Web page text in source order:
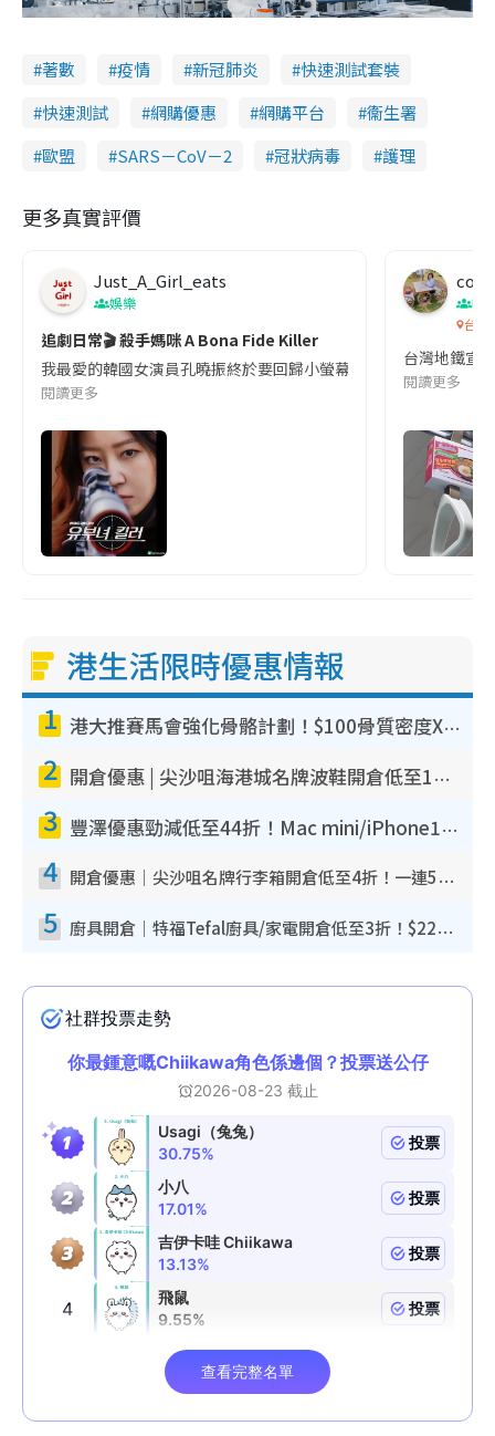
著數 疫情 新冠肺炎
快速測試套裝
快速測試
網購優惠 網購平台
衞生署
歐盟
SARS－CoV－2 冠狀病毒 護理
更多真實評價
Just_A_Girl_eats
娛樂
追劇日常🎬 殺手媽咪 A Bona Fide Killer
我最愛的韓國女演員孔曉振終於要回歸小螢幕啦!這次的劇本改編
閱讀更多
co
吹
台灣
台灣地鐵宣
閱讀更多
港生活限時優惠情報
1 港大推賽馬會強化骨骼計劃！$100骨質密度X光檢查 完成免費運動訓練送超市禮券！附參加資格
2 開倉優惠 | 尖沙咀海港城名牌波鞋開倉低至1折！On鞋$899起／Joy&Peace鞋履$98起
3 豐澤優惠勁減低至44折！Mac mini/iPhone17Pro大減價！廚房家電$220起
4 開倉優惠｜尖沙咀名牌行李箱開倉低至4折！一連5日 American Tourister/ace./Hallmark $200起！
5 廚具開倉｜特福Tefal廚具/家電開倉低至3折！$220起買平底鍋/炒鑊/湯煲！電飯煲/吸塵機/燙斗$418起